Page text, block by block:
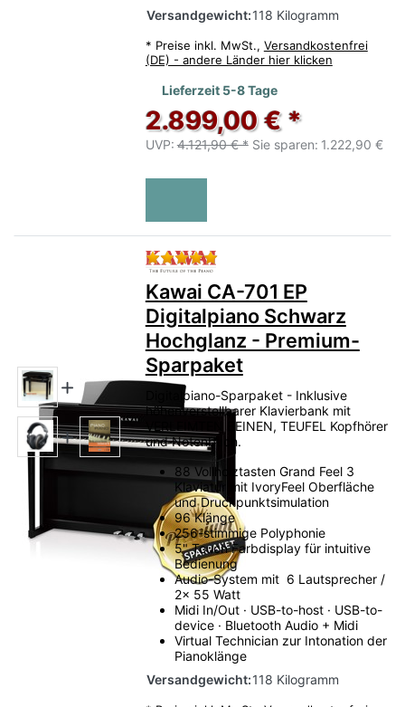
Versandgewicht:118 Kilogramm
* Preise inkl. MwSt., Versandkostenfrei
(DE) - andere Länder hier klicken
Lieferzeit 5-8 Tage
2.899,00 € *
UVP: 4.121,90 € * Sie sparen: 1.222,90 €
Bewertung: 5 von 5
Kawai CA-701 EP
Digitalpiano Schwarz
Hochglanz - Premium-
Sparpaket
Digitalpiano-Sparpaket - Inklusive
höhenverstellbarer Klavierbank mit
VERLEIMTEN BEINEN, TEUFEL Kopfhörer
und Notenbuch.
88 Vollholztasten Grand Feel 3
Klaviatur mit IvoryFeel Oberfläche
und Druckpunktsimulation
96 Klänge
256-stimmige Polyphonie
5" Touch Farbdisplay für intuitive
Bedienung
Audio-System mit 6 Lautsprecher /
2x 55 Watt
Midi In/Out · USB-to-host · USB-to-
device · Bluetooth Audio + Midi
Virtual Technician zur Intonation der
Pianoklänge
Versandgewicht:118 Kilogramm